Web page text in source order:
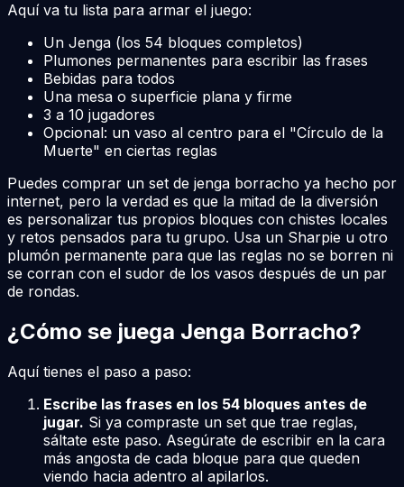
Aquí va tu lista para armar el juego:
Un Jenga (los 54 bloques completos)
Plumones permanentes para escribir las frases
Bebidas para todos
Una mesa o superficie plana y firme
3 a 10 jugadores
Opcional: un vaso al centro para el "Círculo de la
Muerte" en ciertas reglas
Puedes comprar un set de jenga borracho ya hecho por
internet, pero la verdad es que la mitad de la diversión
es personalizar tus propios bloques con chistes locales
y retos pensados para tu grupo. Usa un Sharpie u otro
plumón permanente para que las reglas no se borren ni
se corran con el sudor de los vasos después de un par
de rondas.
¿Cómo se juega Jenga Borracho?
Aquí tienes el paso a paso:
Escribe las frases en los 54 bloques antes de
jugar. Si ya compraste un set que trae reglas,
sáltate este paso. Asegúrate de escribir en la cara
más angosta de cada bloque para que queden
viendo hacia adentro al apilarlos.